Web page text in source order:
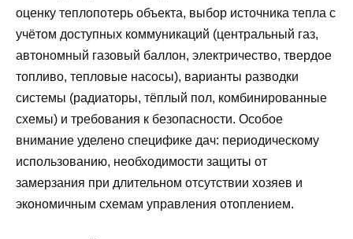
оценку теплопотерь объекта, выбор источника тепла с
учётом доступных коммуникаций (центральный газ,
автономный газовый баллон, электричество, твердое
топливо, тепловые насосы), варианты разводки
системы (радиаторы, тёплый пол, комбинированные
схемы) и требования к безопасности. Особое
внимание уделено специфике дач: периодическому
использованию, необходимости защиты от
замерзания при длительном отсутствии хозяев и
экономичным схемам управления отоплением.